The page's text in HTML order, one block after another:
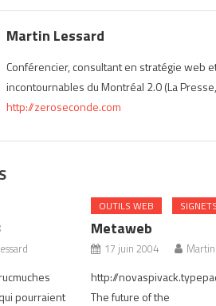
Martin Lessard
Conférencier, consultant en stratégie web
incontournables du Montréal 2.0 (La
http://zeroseconde.com
pourraient
OUTILS WEB SIGNETS
Metaweb
17 juin 2004
http://
The future of the